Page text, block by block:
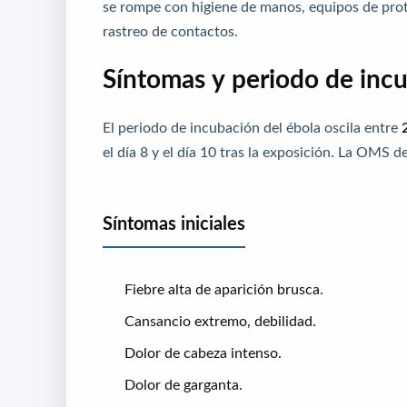
se rompe con higiene de manos, equipos de
rastreo de contactos.
Síntomas y periodo de
El periodo de incubación del ébola oscila entre
el día 8 y el día 10 tras la exposición. La OMS
Síntomas iniciales
Fiebre alta de aparición brusca.
Cansancio extremo, debilidad.
Dolor de cabeza intenso.
Dolor de garganta.